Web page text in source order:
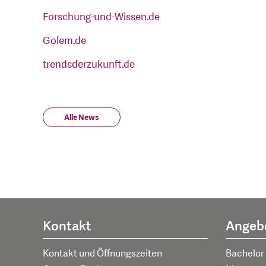
Forschung-und-Wissen.de
Golem.de
trendsderzukunft.de
Alle News
Kontakt
Kontakt und Öffnungszeiten
Bachelor